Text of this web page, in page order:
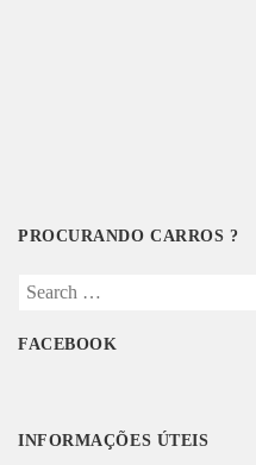
PROCURANDO CARROS ?
Search
FACEBOOK
INFORMAÇÕES ÚTEIS